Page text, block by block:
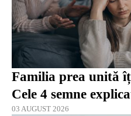
Familia prea unită
Cele 4 semne
03 AUGUST 2026